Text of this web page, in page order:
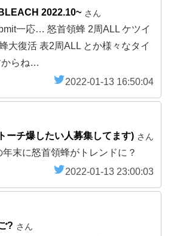
2022.10~ さん
一応… 怒首領蜂 2周ALL ケツイ
大復活 表2周ALL とか様々なタイ
からね…
2022-01-13 16:50:04
ーチ爆したい人募集してます) さん
末に怒首領蜂がトレンドに？
2022-01-13 23:00:03
? さん